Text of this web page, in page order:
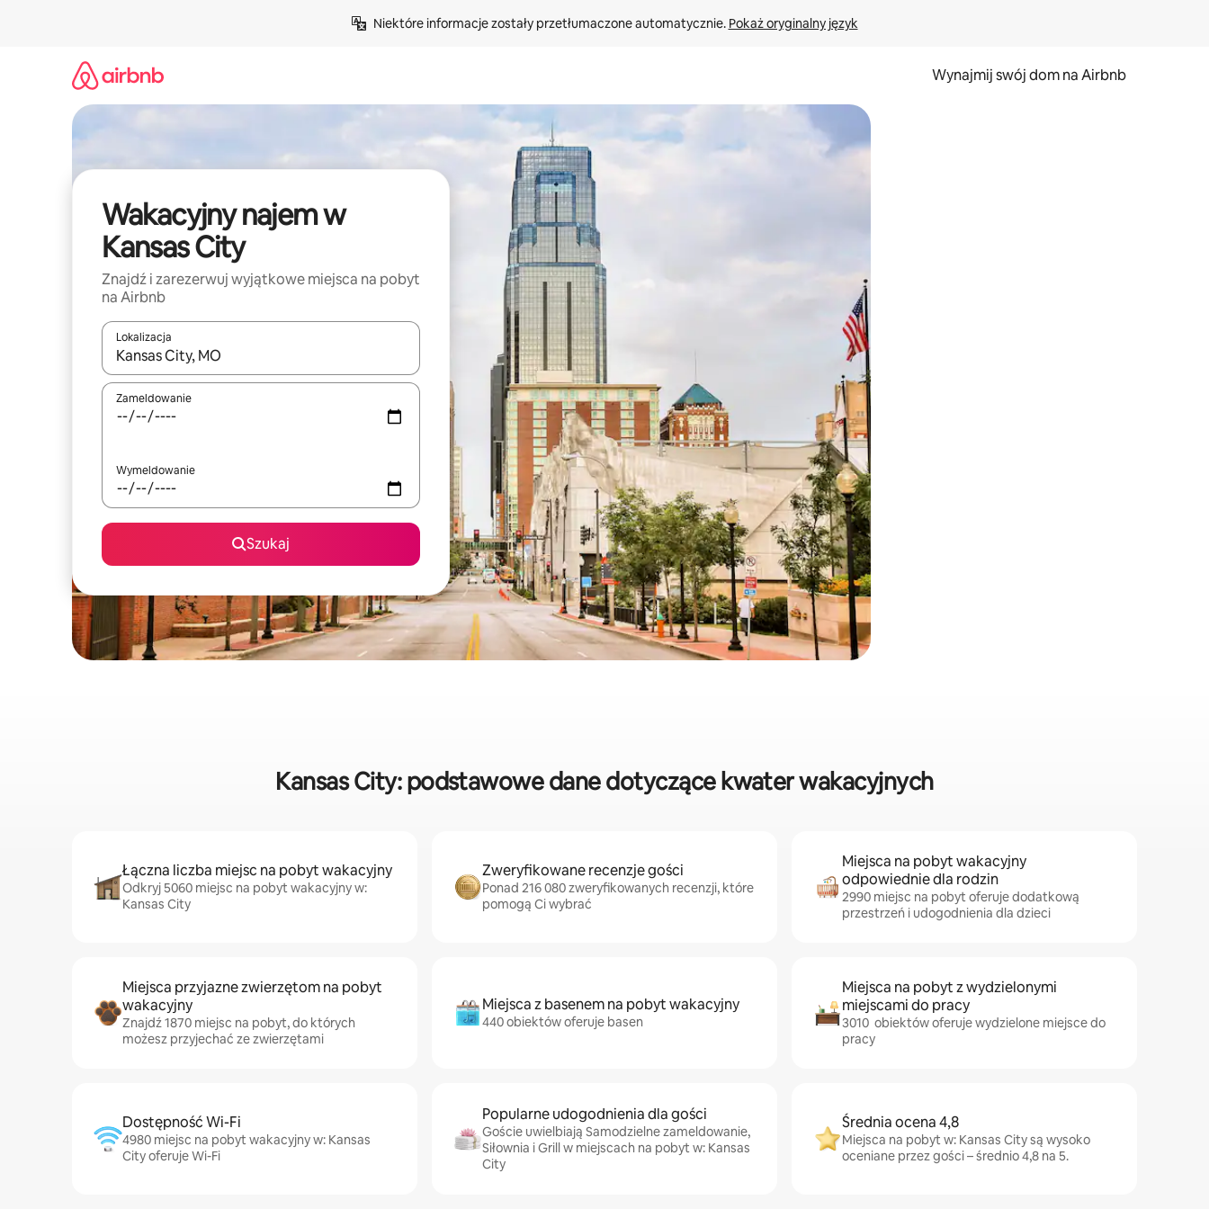
Niektóre informacje zostały przetłumaczone automatycznie. Pokaż oryginalny język
Wynajmij swój dom na Airbnb
Wakacyjny najem w
Kansas City
Znajdź i zarezerwuj wyjątkowe miejsca na pobyt
na Airbnb
Lokalizacja
Gdy wyniki będą dostępne, możesz poruszać się po nich za pomocą klawiszy strzałek w górę i w dół lub przeglądać je za pomocą gestów dotykowych lub przesuwania.
Zameldowanie
Wymeldowanie
Szukaj
Kansas City: podstawowe dane dotyczące kwater wakacyjnych
Łączna liczba miejsc na pobyt wakacyjny
Odkryj 5060 miejsc na pobyt wakacyjny w:
Kansas City
Zweryfikowane recenzje gości
Ponad 216 080 zweryfikowanych recenzji, które
pomogą Ci wybrać
Miejsca na pobyt wakacyjny
odpowiednie dla rodzin
2990 miejsc na pobyt oferuje dodatkową
przestrzeń i udogodnienia dla dzieci
Miejsca przyjazne zwierzętom na pobyt
wakacyjny
Znajdź 1870 miejsc na pobyt, do których
możesz przyjechać ze zwierzętami
Miejsca z basenem na pobyt wakacyjny
440 obiektów oferuje basen
Miejsca na pobyt z wydzielonymi
miejscami do pracy
3010 obiektów oferuje wydzielone miejsce do
pracy
Dostępność Wi-Fi
4980 miejsc na pobyt wakacyjny w: Kansas
City oferuje Wi-Fi
Popularne udogodnienia dla gości
Goście uwielbiają Samodzielne zameldowanie,
Siłownia i Grill w miejscach na pobyt w: Kansas
City
Średnia ocena 4,8
Miejsca na pobyt w: Kansas City są wysoko
oceniane przez gości – średnio 4,8 na 5.